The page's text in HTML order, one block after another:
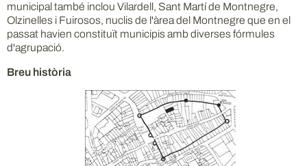
municipal també inclou Vilardell, Sant Martí de Montnegre,
Olzinelles i Fuirosos, nuclis de l'àrea del Montnegre que en el
passat havien constituït municipis amb diverses fórmules
d'agrupació.
Breu història